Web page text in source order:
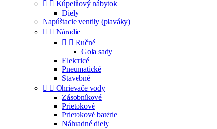
  Kúpelňový nábytok
Diely
Napúštacie ventily (plaváky)
  Náradie
  Ručné
Gola sady
Elektricé
Pneumatické
Stavebné
  Ohrievače vody
Zásobníkové
Prietokové
Prietokové batérie
Náhradné diely